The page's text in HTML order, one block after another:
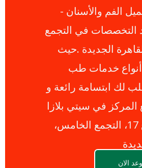
الفم و​​الأسنان -
التخصصات في التجمع
الجديدة .حيث
أنواع خدمات طب
لك ابتسامة رائعة و
في سيتي بلازا
مول، شارع 17، التجمع الخامس،
الان